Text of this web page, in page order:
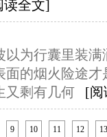
读全文]
以为行囊里装
的烟火险途
又剩有几何 [阅
9 10 11 12 13